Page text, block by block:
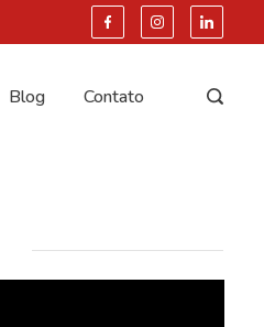
Blog Contato